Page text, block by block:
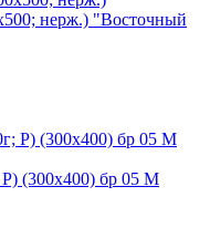
нерж.) "Восточный
(300х400) бр 05 М